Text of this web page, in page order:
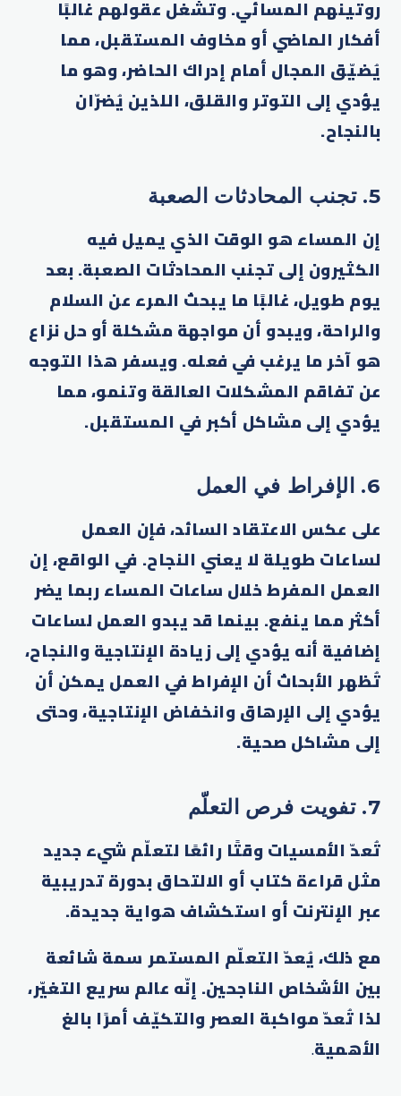
روتينهم المسائي. وتشغل عقولهم غالبًا
أفكار الماضي أو مخاوف المستقبل، مما
يُضيّق المجال أمام إدراك الحاضر، وهو ما
يؤدي إلى التوتر والقلق، اللذين يُضرّان
بالنجاح.
5. تجنب المحادثات الصعبة
إن المساء هو الوقت الذي يميل فيه
الكثيرون إلى تجنب المحادثات الصعبة. بعد
يوم طويل، غالبًا ما يبحث المرء عن السلام
والراحة، ويبدو أن مواجهة مشكلة أو حل نزاع
هو آخر ما يرغب في فعله. ويسفر هذا التوجه
عن تفاقم المشكلات العالقة وتنمو، مما
يؤدي إلى مشاكل أكبر في المستقبل.
6. الإفراط في العمل
على عكس الاعتقاد السائد، فإن العمل
لساعات طويلة لا يعني النجاح. في الواقع، إن
العمل المفرط خلال ساعات المساء ربما يضر
أكثر مما ينفع. بينما قد يبدو العمل لساعات
إضافية أنه يؤدي إلى زيادة الإنتاجية والنجاح،
تُظهر الأبحاث أن الإفراط في العمل يمكن أن
يؤدي إلى الإرهاق وانخفاض الإنتاجية، وحتى
إلى مشاكل صحية.
7. تفويت فرص التعلّم
تُعدّ الأمسيات وقتًا رائعًا لتعلّم شيء جديد
مثل قراءة كتاب أو الالتحاق بدورة تدريبية
عبر الإنترنت أو استكشاف هواية جديدة.
مع ذلك، يُعدّ التعلّم المستمر سمة شائعة
بين الأشخاص الناجحين. إنّه عالم سريع التغيّر،
لذا تُعدّ مواكبة العصر والتكيّف أمرًا بالغ
الأهمية.